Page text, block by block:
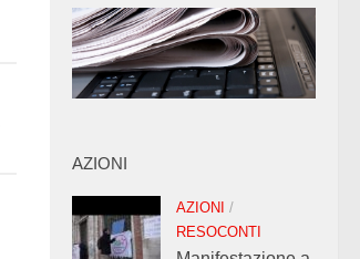
AZIONI
AZIONI /
RESOCONTI